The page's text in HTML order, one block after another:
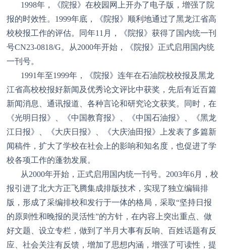
1998年，《院报》在校园网上开办了电子版，增强了院
报的时效性。1999年底，《院报》顺利地通过了黑龙江省高
校校报工作的评估。同年11月，《院报》获得了国内统一刊
号CN23-0818/G。从2000年开始，《院报》正式启用国内统
一刊号。
1991年至1999年，《院报》连年在石油院校校报及黑龙
江省高校校报好新闻及优秀论文评比中获奖，先后有近百篇
新闻消息、通讯报道、各种言论和研究论文获奖。同时，在
《光明日报》、《中国教育报》、《中国石油报》、《黑龙
江日报》、《大庆日报》、《大庆油田报》上发表了多篇新
闻稿件，扩大了学校在社会上的影响和知名度，也促进了学
校各项工作的蓬勃发展。
从2000年开始，正式启用国内统一刊号。2003年6月，校
报引进了北大方正飞腾集成排版技术，实现了独立编辑排
版，形成了采编排校和发行于一体的格局，采取“坚持日报
的原则性和晚报的灵活性”的方针，在内容上突出重点、做
好文题、设立专栏，做到了半月大事有反响、百姓话题有反
应、社会关注有反馈，增加了思想内涵，增强了可读性，提